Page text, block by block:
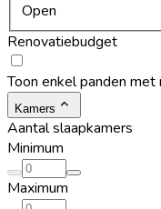
Open
Renovatiebudget
Toon enkel panden
Kamers
Aantal slaapkamers
Minimum
Maximum